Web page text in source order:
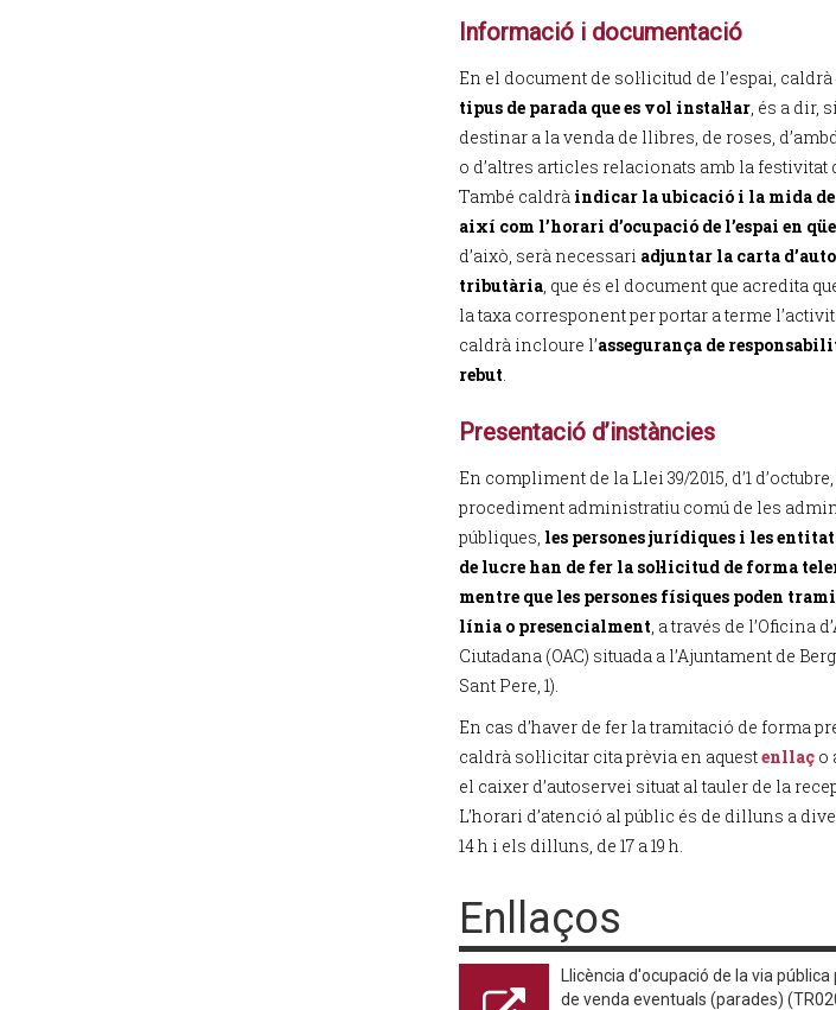
Informació i documentació
En el document de sol·licitud de l’espai, caldrà
tipus de parada que es vol instal·lar, és a dir,
destinar a la venda de llibres, de roses,
o d’altres articles relacionats amb la festivitat
També caldràindicar la ubicació i la mida de
així com l’horari d’ocupació de l’espai en
d’això, serà necessari adjuntar la carta
tributària, que és el document que acredita
la taxa corresponent per portar a terme
caldrà incloure l’assegurança de
rebut.
Presentació d’instàncies
En compliment de la Llei 39/2015, d’1
procediment administratiu comú de les
públiques, les persones jurídiques i les
de lucre han de fer la sol·licitud de forma
mentre que les persones físiques poden
línia o presencialment, a través de l’Oficina
Ciutadana (OAC) situada a l’Ajuntament de
Sant Pere, 1).
En cas d’haver de fer la tramitació de forma
caldrà sol·licitar cita prèvia en aquestenllaç o
el caixer d’autoservei situat al tauler de la
L’horari d’atenció al públic és de dilluns a
14 h i els dilluns, de 17 a 19 h.
Enllaços
Llicència d'ocupació de la via pública
de venda eventuals (parades)